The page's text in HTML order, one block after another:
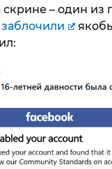
скрине – один из
заблочили